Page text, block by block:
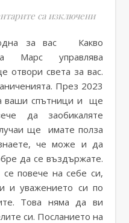
са изключениза
Марс управлява
отвори света за вас.
През 2023
ваши спътници и ще
да заобикаляте
ще имате полза
че може и да
да се въздържате.
се повече на себе си,
и уважението си по
Това няма да ви
си. Посланието на